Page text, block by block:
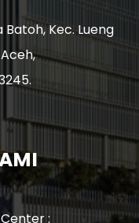
Batoh, Kec. Lueng
: